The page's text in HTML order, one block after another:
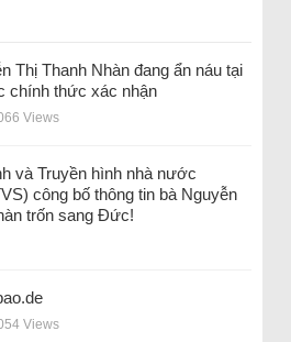
Thị Thanh Nhàn đang ẩn náu tại
chính thức xác nhận
Views
và Truyền hình nhà nước
công bố thông tin bà Nguyễn
trốn sang Đức!
Views